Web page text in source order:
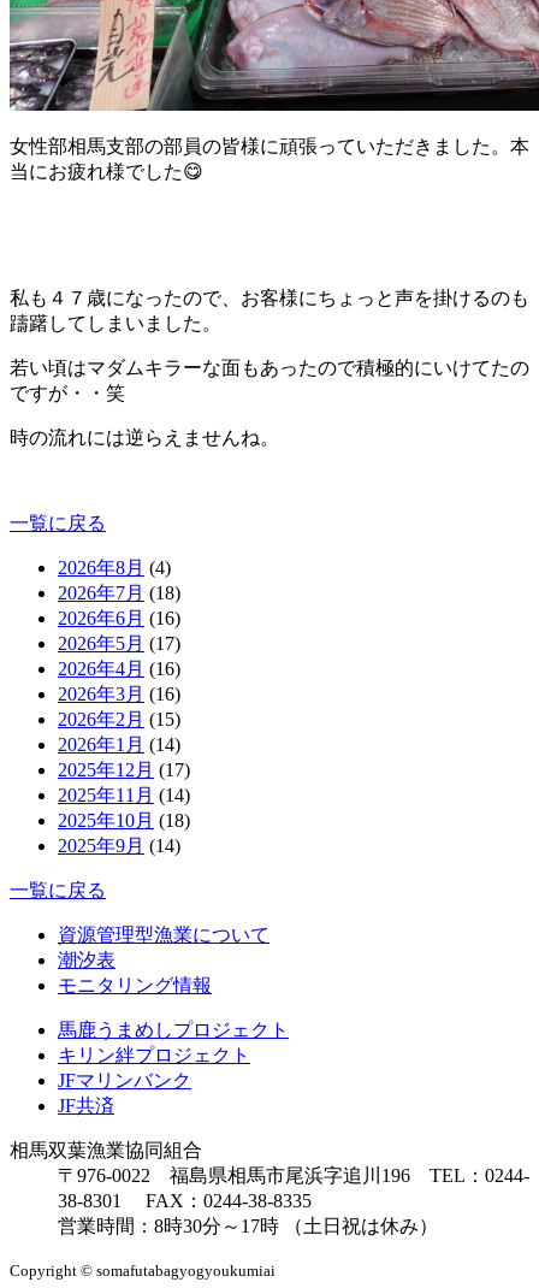
女性部相馬支部の部員の皆様に頑張っていただきました。本
当にお疲れ様でした😋
私も４７歳になったので、お客様にちょっと声を掛けるのも
躊躇してしまいました。
若い頃はマダムキラーな面もあったので積極的にいけてたの
ですが・・笑
時の流れには逆らえませんね。
一覧に戻る
2026年8月 (4)
2026年7月 (18)
2026年6月 (16)
2026年5月 (17)
2026年4月 (16)
2026年3月 (16)
2026年2月 (15)
2026年1月 (14)
2025年12月 (17)
2025年11月 (14)
2025年10月 (18)
2025年9月 (14)
一覧に戻る
資源管理型漁業について
潮汐表
モニタリング情報
馬鹿うまめしプロジェクト
キリン絆プロジェクト
JFマリンバンク
JF共済
相馬双葉漁業協同組合
〒976-0022 福島県相馬市尾浜字追川196 TEL：0244-
38-8301 FAX：0244-38-8335
営業時間：8時30分～17時 （土日祝は休み）
Copyright © somafutabagyogyoukumiai